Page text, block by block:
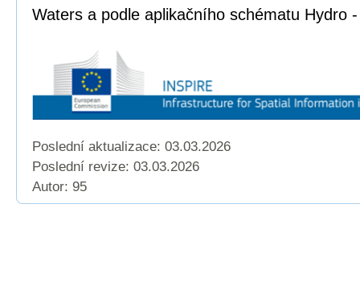
Waters a podle aplikačního schématu Hydro
Poslední aktualizace: 03.03.2026
Poslední revize: 03.03.2026
Autor: 95